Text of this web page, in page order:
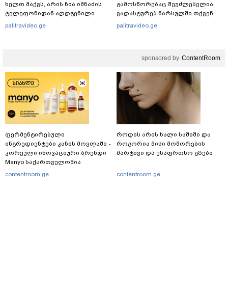
ხელთ მაქვს, არის ნია იმნაძის
ტელეფონიდან აღდგენილი
მასალები, არის ანძები,
palitravideo.ge
გა­მოს­წო­რე­ბაც შე­უძ­ლე­ბე­ლია,
ვა­დას­ტუ­რებ წარ­სულ­ში თქვენ­
და­მი დიდ პა­ტი­ვის­ცე­მას" - ეკა
palitravideo.ge
sponsored by ContentRoom
ფერმენტირებული
ინგრედიენტები კანის მოვლაში -
კორეული ინოვაციური ბრენდი
Manyo საქართველოშია
contentroom.ge
როდის არის ხალი საშიში და
როგორია მისი მოშორების
მარტივი და უსაფრთხო გზები
contentroom.ge